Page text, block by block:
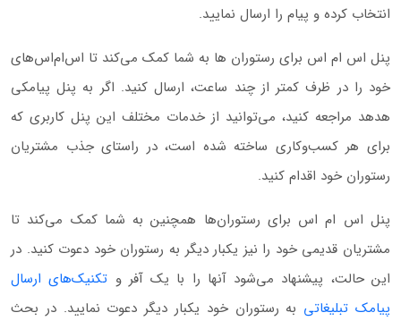
انتخاب کرده و پیام را ارسال نمایید.
پنل اس ام اس برای رستوران ها به شما کمک می‌کند تا اس‌ام‌اس‌های
خود را در ظرف کمتر از چند ساعت، ارسال کنید. اگر به پنل پیامکی
هدهد مراجعه کنید، می‌توانید از خدمات مختلف این پنل کاربری که
برای هر کسب‌وکاری ساخته شده است، در راستای جذب مشتریان
رستوران خود اقدام کنید.
پنل اس ام اس برای رستوران‌ها همچنین به شما کمک می‌کند تا
مشتریان قدیمی خود را نیز یکبار دیگر به رستوران خود دعوت کنید. در
این حالت، پیشنهاد می‌شود آنها را با یک آفر و تکنیک‌های ارسال
پیامک تبلیغاتی به رستوران خود یکبار دیگر دعوت نمایید. در بحث